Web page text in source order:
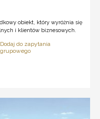
obiekt, który wyróżnia się
i klientów biznesowych.